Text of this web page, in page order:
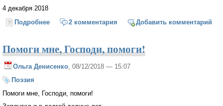
4 декабря 2018
Подробнее о Не сфинкс, а феникс
2 комментария Добавить комментарий
Помоги мне, Господи, помоги!
Ольга Денисенко , 08/12/2018 — 15:07
Поэзия
Помоги мне, Господи, помоги!